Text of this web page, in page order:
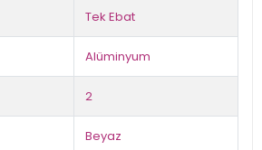
Tek Ebat
Alüminyum
2
Beyaz